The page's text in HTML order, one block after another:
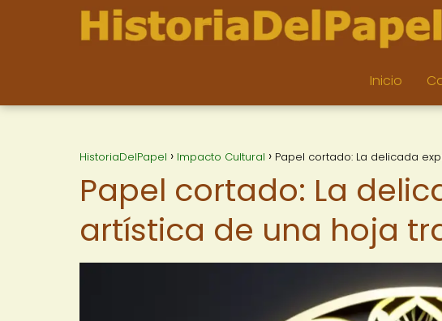
Inicio
HistoriaDelPapel Impacto Cultural Papel cortado: La delicada
Papel cortado: La
artística de una hoja